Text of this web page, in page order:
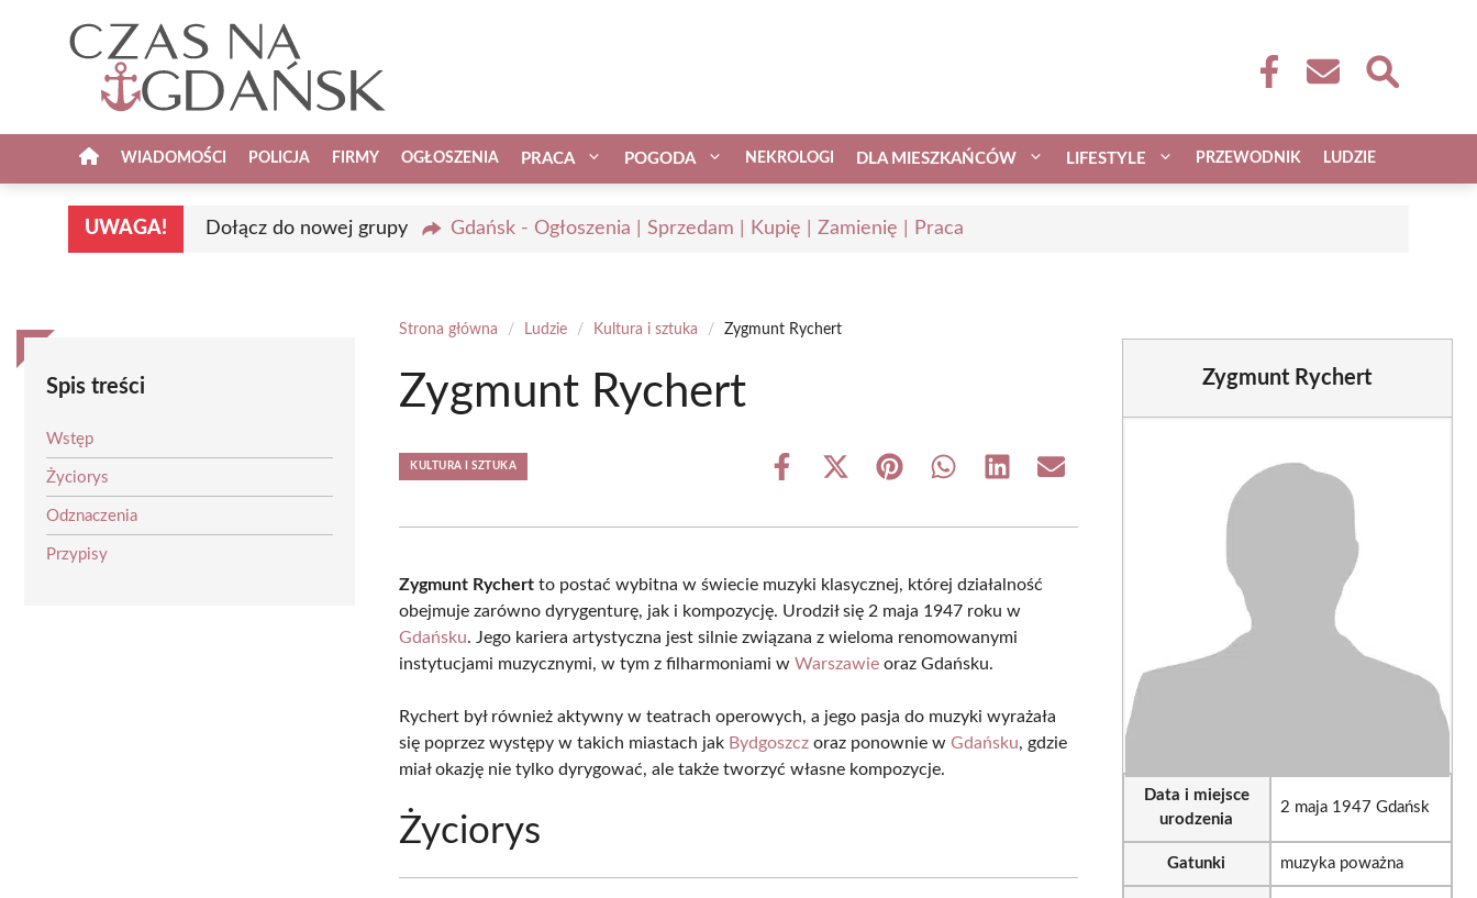
WIADOMOŚCI POLICJA FIRMY OGŁOSZENIA PRACA POGODA NEKROLOGI DLA MIESZKAŃCÓW LIFESTYLE PRZEWODNIK LUDZIE
UWAGA! Dołącz do nowej grupy Gdańsk - Ogłoszenia | Sprzedam | Kupię | Zamienię | Praca
Spis treści
Wstęp
Życiorys
Odznaczenia
Przypisy
Strona główna / Ludzie / Kultura i sztuka / Zygmunt Rychert
Zygmunt Rychert
KULTURA I SZTUKA
Share
Share
(Twitter)
Share Share Share Share
Zygmunt Rychert to postać wybitna w świecie muzyki klasycznej, której działalność
obejmuje zarówno dyrygenturę, jak i kompozycję. Urodził się 2 maja 1947 roku w
Gdańsku. Jego kariera artystyczna jest silnie związana z wieloma renomowanymi
instytucjami muzycznymi, w tym z filharmoniami wWarszawie oraz Gdańsku.
Rychert był również aktywny w teatrach operowych, a jego pasja do muzyki wyrażała
się poprzez występy w takich miastach jak Bydgoszcz oraz ponownie wGdańsku, gdzie
miał okazję nie tylko dyrygować, ale także tworzyć własne kompozycje.
Życiorys
Zygmunt Rychert
Data i miejsce
urodzenia
2 maja 1947 Gdańsk
Gatunki muzyka poważna